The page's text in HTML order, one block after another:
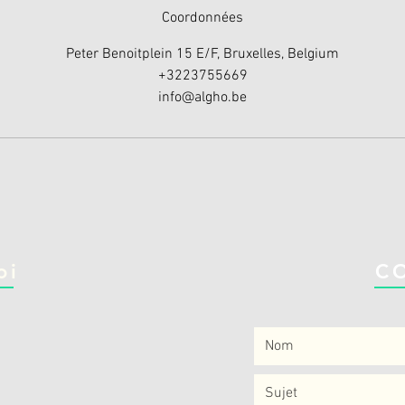
Coordonnées
Peter Benoitplein 15 E/F, Bruxelles, Belgium
+3223755669
info@algho.be